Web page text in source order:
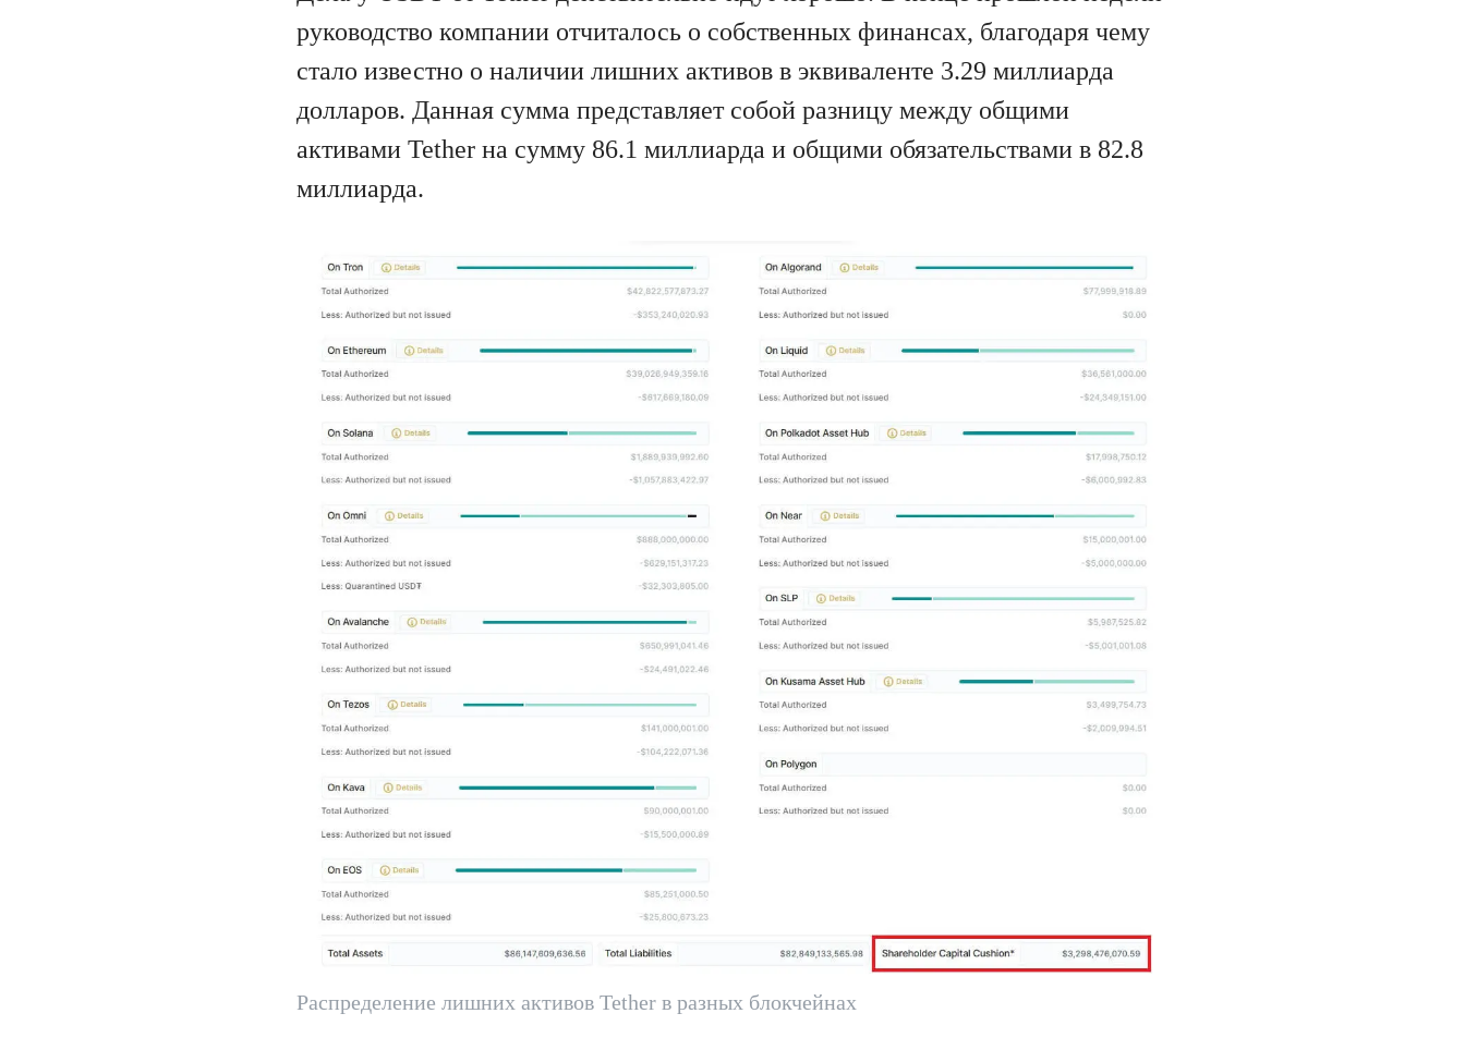
руководство компании отчиталось о собственных финансах, благодаря чему
стало известно о наличии лишних активов в эквиваленте 3.29 миллиарда
долларов. Данная сумма представляет собой разницу между общими
активами Tether на сумму 86.1 миллиарда и общими обязательствами в 82.8
миллиарда.
Распределение лишних активов Tether в разных блокчейнах